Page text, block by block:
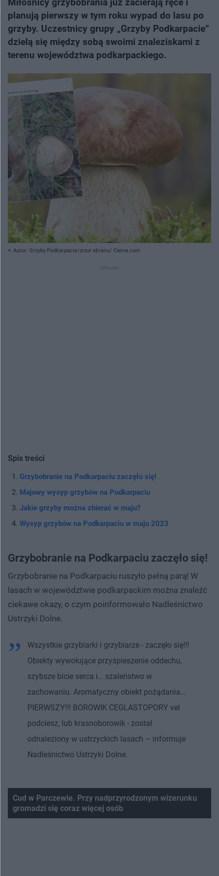
planują pierwszy w tym roku wypad do lasu po
grzyby. Uczestnicy grupy „Grzyby Podkarpacie”
dzielą się między sobą swoimi znaleziskami z
terenu województwa podkarpackiego.
Autor: Grzyby Podkarpacie/zrzut ekranu/ Canva.com
Spis treści
Grzybobranie na Podkarpaciu zaczęło się!
Majowy wysyp grzybów na Podkarpaciu
Jakie grzyby można zbierać w maju?
Wysyp grzybów na Podkarpaciu w maju 2023
Grzybobranie na Podkarpaciu zaczęło się!
Grzybobranie na Podkarpaciu ruszyło pełną parą! W
lasach w województwie podkarpackim można znaleźć
ciekawe okazy, o czym poinformowało Nadleśnictwo
Ustrzyki Dolne.
Wszystkie grzybiarki i grzybiarze - zaczęło się!!!
Obiekty wywołujące przyśpieszenie oddechu,
szybsze bicie serca i… szaleństwo w
zachowaniu. Aromatyczny obiekt pożądania…
PIERWSZY!!! BOROWIK CEGLASTOPORY vel
podciesz, lub krasnoborowik - został
odnaleziony w ustrzyckich lasach – informuje
Nadleśnictwo Ustrzyki Dolne.
Cud w Parczewie. Przy nadprzyrodzonym wizerunku
gromadzi się coraz więcej osób